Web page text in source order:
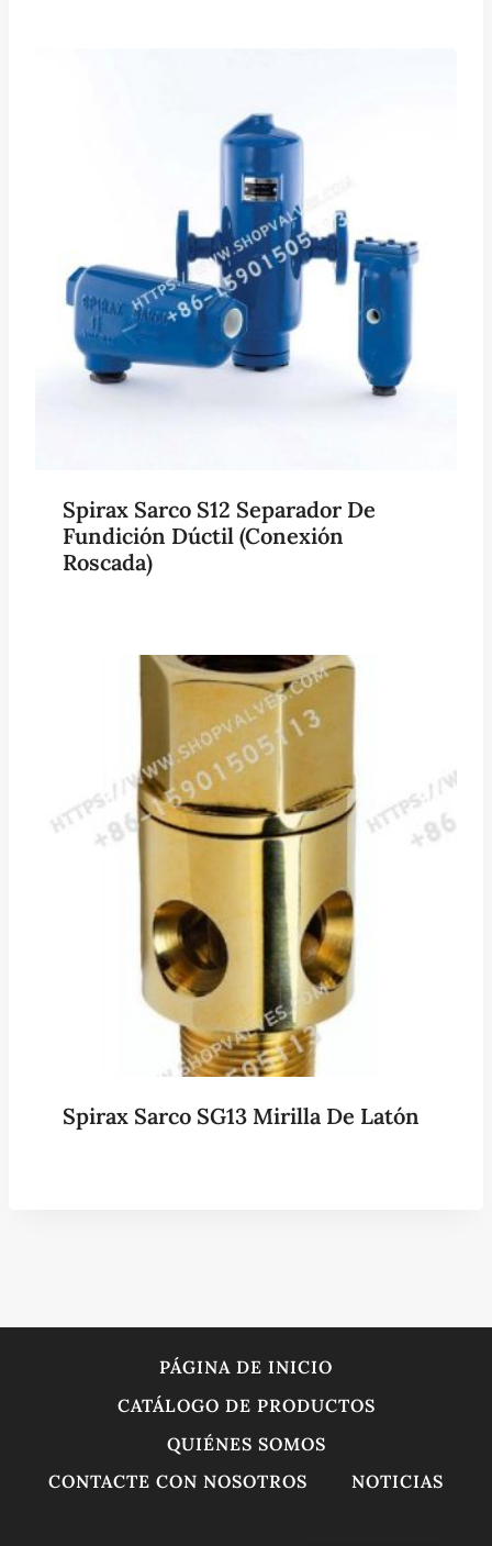
Spirax Sarco S12 Separador De
Fundición Dúctil (conexión
Roscada)
Spirax Sarco SG13 Mirilla De Latón
PÁGINA DE INICIO
CATÁLOGO DE PRODUCTOS
QUIÉNES SOMOS
CONTACTE CON NOSOTROS
NOTICIAS